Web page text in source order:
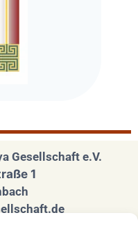
Gesellschaft e.V.
1